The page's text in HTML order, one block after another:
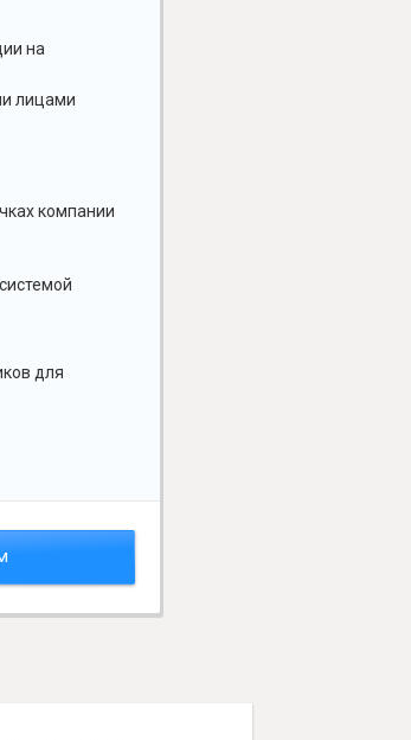
на
лицами
компании
для